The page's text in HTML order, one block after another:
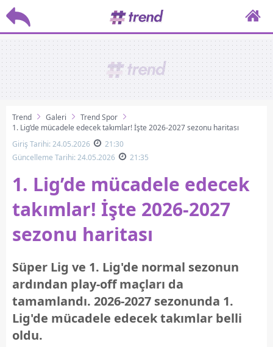
Trend Galeri
Trend Spor
1. Lig’de mücadele edecek takımlar! İşte 2026-2027 sezonu haritası
Giriş Tarihi: 24.05.2026
21:30
Güncelleme Tarihi: 24.05.2026
21:35
1. Lig’de mücadele edecek
takımlar! İşte 2026-2027
sezonu haritası
Süper Lig ve 1. Lig'de normal sezonun
ardından play-off maçları da
tamamlandı. 2026-2027 sezonunda 1.
Lig'de mücadele edecek takımlar belli
oldu.